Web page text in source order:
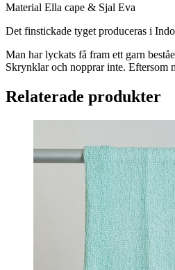
Material Ella cape & Sjal Eva
Det finstickade tyget produceras i
Man har lyckats få fram ett garn
Skrynklar och nopprar inte. Eftersom
Relaterade produkter